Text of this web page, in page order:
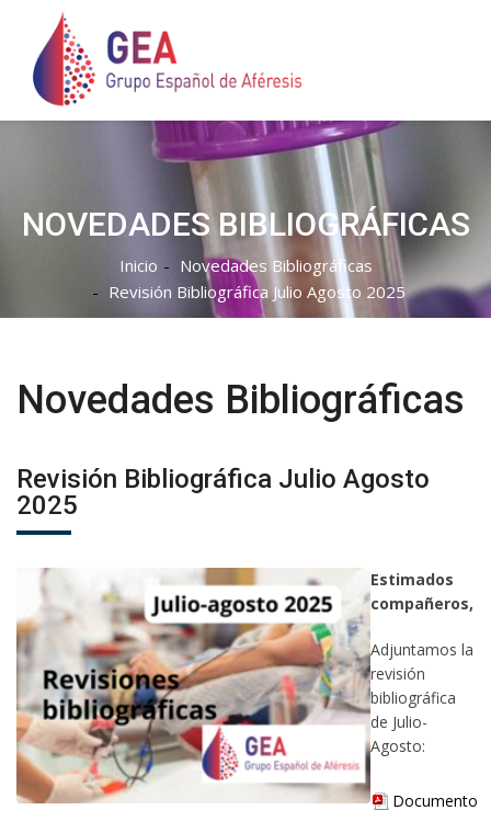
NOVEDADES BIBLIOGRÁFICAS
Inicio
Novedades Bibliográficas
Revisión Bibliográfica Julio Agosto 2025
Novedades Bibliográficas
Revisión Bibliográfica Julio Agosto
2025
Estimados
compañeros,
Adjuntamos la
revisión
bibliográfica
de Julio-
Agosto:
Documento